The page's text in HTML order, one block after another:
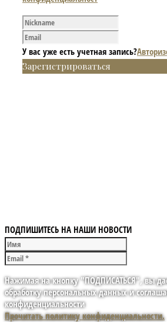
У вас уже есть учетная запись?
Зарегистрироваться
ПОДПИШИТЕСЬ НА НАШИ НОВОСТИ
Нажимая на кнопку "ПОДПИСАТЬСЯ", вы
обработку персональных данных и
конфиденциальности
Прочитать политику конфиденциальности.